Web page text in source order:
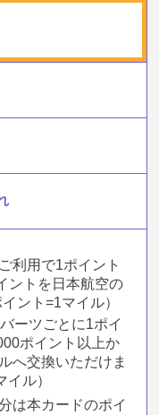
ご利用で1ポイント
ントを日本航空の
ント=1マイル）
ーツごとに1ポイ
ポイント以上か
へ交換いただけま
ル）
は本カードのポイ